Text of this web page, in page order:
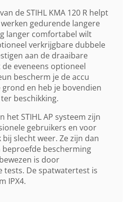
de STIHL KMA 120 R helpt
gedurende langere
langer comfortabel wilt
verkrijgbare dubbele
aan de draaibare
eveneens optioneel
bescherm je de accu
en heb je bovendien
beschikking.
het STIHL AP systeem zijn
gebruikers en voor
slecht weer. Ze zijn dan
beproefde bescherming
is door
tests. De spatwatertest is
IPX4.